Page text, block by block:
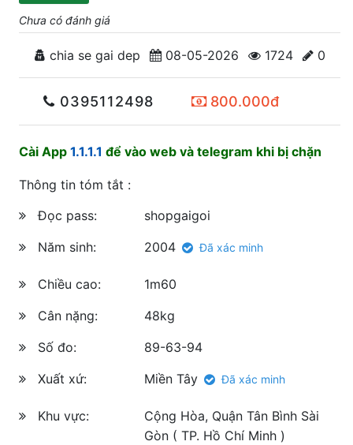
Chưa có đánh giá
chia se gai dep 08-05-2026 1724 0
0395112498 800.000đ
Cài App 1.1.1.1 để vào web và telegram khi bị chặn
Thông tin tóm tắt :
Đọc pass:
shopgaigoi
Năm sinh:
2004 Đã xác minh
Chiều cao:
1m60
Cân nặng:
48kg
Số đo:
89-63-94
Xuất xứ:
Miền Tây Đã xác minh
Khu vực:
Cộng Hòa, Quận Tân Bình Sài
Gòn ( TP. Hồ Chí Minh )